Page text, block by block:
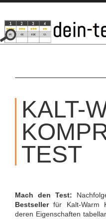
SKIP
CONTENT
KALT-
TEST
Mach den Test:
Bestsellerfür Kalt-Warm
deren Eigenschaften